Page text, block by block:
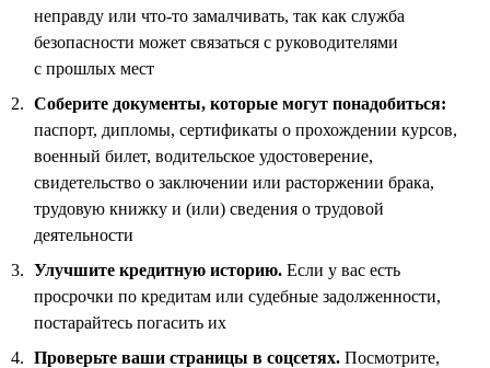
неправду или что-то замалчивать, так как служба
безопасности может связаться с руководителями
с прошлых мест
Соберите документы, которые могут понадобиться:
паспорт, дипломы, сертификаты о прохождении курсов,
военный билет, водительское удостоверение,
свидетельство о заключении или расторжении брака,
трудовую книжку и (или) сведения о трудовой
деятельности
Улучшите кредитную историю. Если у вас есть
просрочки по кредитам или судебные задолженности,
постарайтесь погасить их
Проверьте ваши страницы в соцсетях. Посмотрите,